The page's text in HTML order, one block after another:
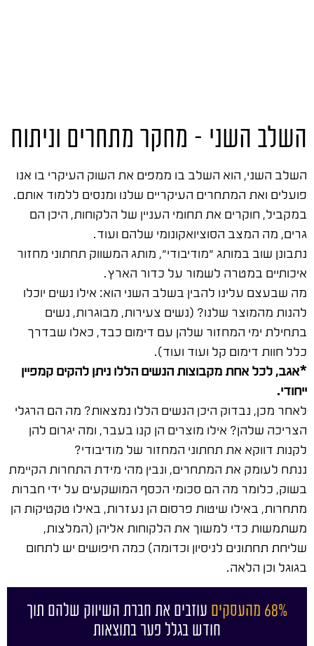
השלב השני – מחקר מתחרים וניתוח
השלב השני, הוא השלב בו ממפים את השוק העיקרי בו אנו
פועלים ואת המתחרים העיקריים שלנו ומנסים ללמוד אותם.
במקביל, חוקרים את תחומי העניין של הלקוחות, היכן הם
גרים, מה המצב הסוציואקונומי שלהם ועוד.
נתבונן שוב במותג "מודיבודי", מותג המשווק תחתוני מחזור
איכותיים במטרה לשמור על כדור הארץ.
מה שבעצם עלינו להבין בשלב השני הוא: אילו נשים יוכלו
להנות מהמוצר שלנו? (נשים צעירות, מבוגרות, נשים
בתחילת ימי המחזור שלהן עם דימום כבד, כאלו שבדרך
כלל חוות דימום קל ועוד ועוד).
*אגב, לכל אחת מקבוצות הנשים הללו ניתן להקים קמפיין
ייחודי.
לאחר מכן, נבדוק היכן הנשים הללו נמצאות? מה הם הרגלי
הצריכה שלהן? אילו מוצרים הן קנו בעבר, ומה יגרום להן
לקנות דווקא את תחתוני המחזור של מודיבודי?
ננתח לעומק את המתחרים, ונבין מהי מידת התחרות הקיימת
בשוק, כלומר מה הם סכומי הכסף המושקעים על ידי חברות
מתחרות, באילו שיטות פרסום הן נעזרות, באילו טקטיקות הן
משתמשות כדי למשוך את הלקוחות אליהן (המלצות,
שליחת תחתונים לניסיון וכדומה) כמה חיפושים יש לתחום
בגוגל וכן הלאה.
68% מהעסקים
עוזבים את חברת השיווק שלהם תוך
חודש בגלל פער בתוצאות